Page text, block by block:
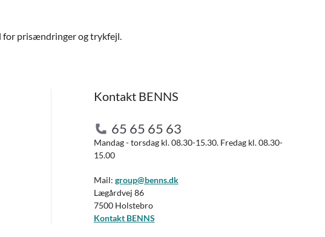
for prisændringer og trykfejl.
Kontakt BENNS
65 65 65 63
Mandag - torsdag kl. 08.30-15.30. Fredag kl. 08.30-
15.00
Mail: group@benns.dk
Lægårdvej 86
7500 Holstebro
Kontakt BENNS